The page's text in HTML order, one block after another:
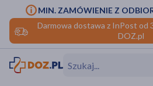
Darmowa dostawa z InPost od
DOZ.pl
MIN. ZAMÓWIENIE Z